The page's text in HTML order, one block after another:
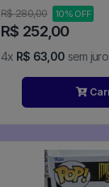
R$ 280,00 10% OFF
R$ 252,00
4x R$ 63,00 sem